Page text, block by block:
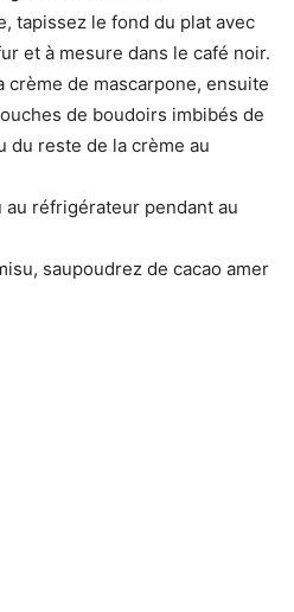
tapissez le fond du plat avec
et à mesure dans le café noir.
crème de mascarpone, ensuite
de boudoirs imbibés de
du reste de la crème au
réfrigérateur pendant au
saupoudrez de cacao amer